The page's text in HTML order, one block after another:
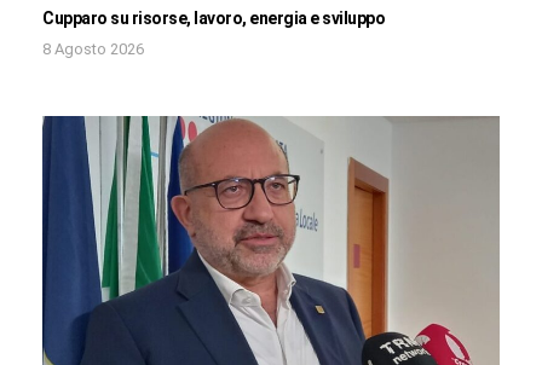
Cupparo su risorse, lavoro, energia e sviluppo
8 Agosto 2026